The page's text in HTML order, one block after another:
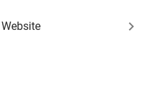
Website keyboard_arrow_right